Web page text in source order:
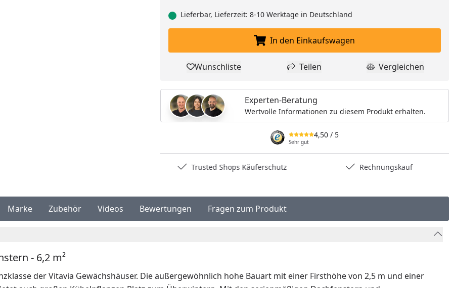
Lieferbar, Lieferzeit: 8-10 Werktage in Deutschland
In den Einkaufswagen legen
In den Einkaufswagen
Produkt zur Wunschliste hinzufügen
Wunschliste Teilen
Teilen Produkt
Vergleichen
Experten-Beratung
Wertvolle Informationen zu diesem Produkt erhalten.
4,50 / 5
Sehr gut
Trusted Shops Käuferschutz Rechnungskauf
Marke Zubehör Videos Bewertungen Fragen zum Produkt
- 6,2 m²
der Vitavia Gewächshäuser. Die außergewöhnlich hohe Bauart mit einer Firsthöhe von 2,5 m und einer